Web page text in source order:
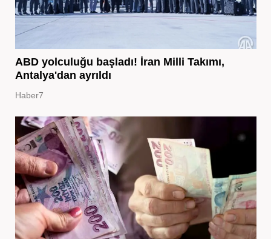
ABD yolculuğu başladı! İran Milli Takımı,
Antalya'dan ayrıldı
Haber7